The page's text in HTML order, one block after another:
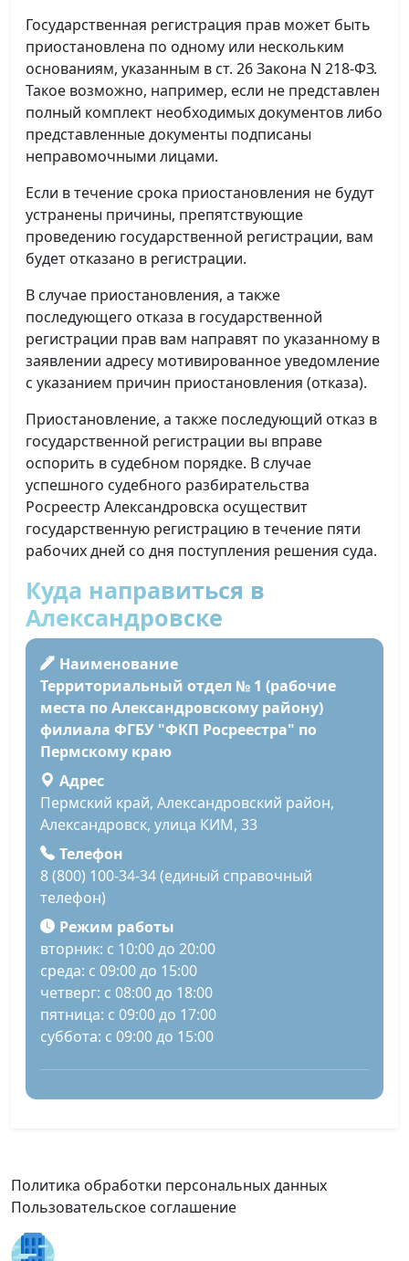
Государственная регистрация прав может быть
приостановлена по одному или нескольким
основаниям, указанным в ст. 26 Закона N 218-ФЗ.
Такое возможно, например, если не представлен
полный комплект необходимых документов либо
представленные документы подписаны
неправомочными лицами.
Если в течение срока приостановления не будут
устранены причины, препятствующие
проведению государственной регистрации, вам
будет отказано в регистрации.
В случае приостановления, а также
последующего отказа в государственной
регистрации прав вам направят по указанному в
заявлении адресу мотивированное уведомление
с указанием причин приостановления (отказа).
Приостановление, а также последующий отказ в
государственной регистрации вы вправе
оспорить в судебном порядке. В случае
успешного судебного разбирательства
Росреестр Александровска осуществит
государственную регистрацию в течение пяти
рабочих дней со дня поступления решения суда.
Куда направиться в
Александровске
Наименование
Территориальный отдел № 1 (рабочие
места по Александровскому району)
филиала ФГБУ "ФКП Росреестра" по
Пермскому краю
Адрес
Пермский край, Александровский район,
Александровск, улица КИМ, 33
Телефон
8 (800) 100-34-34 (единый справочный
телефон)
Режим работы
вторник: с 10:00 до 20:00
среда: с 09:00 до 15:00
четверг: с 08:00 до 18:00
пятница: с 09:00 до 17:00
суббота: с 09:00 до 15:00
Политика обработки персональных данных
Пользовательское соглашение